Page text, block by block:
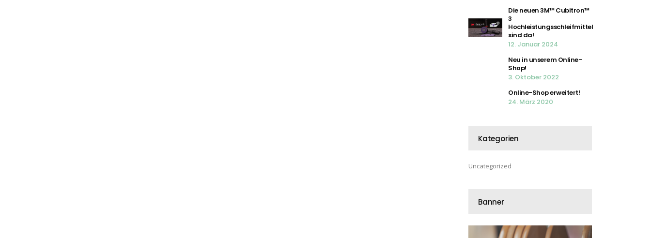
Die neuen 3M™ Cubitron™
3
Hochleistungsschleifmittel
sind da!
12. Januar 2024
Neu in unserem Online-
Shop!
3. Oktober 2022
Online-Shop erweitert!
24. März 2020
Kategorien
Uncategorized
Banner